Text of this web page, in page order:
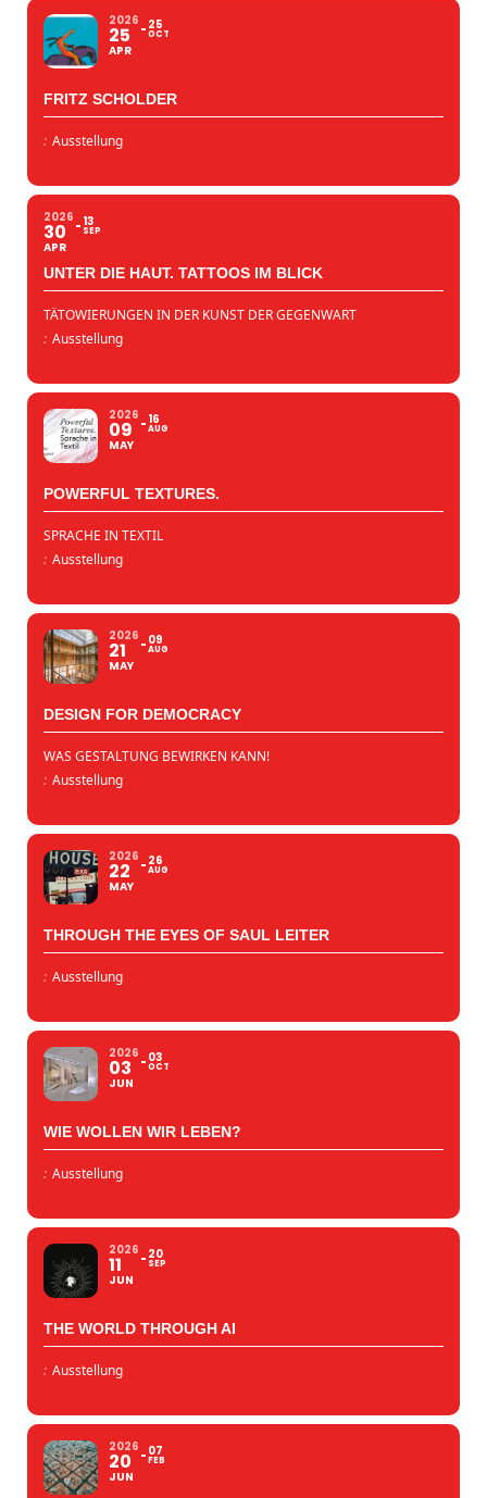
2026
25
APR
25
OCT
FRITZ SCHOLDER
: Ausstellung
2026
30
APR
13
SEP
UNTER DIE HAUT. TATTOOS IM BLICK
TÄTOWIERUNGEN IN DER KUNST DER GEGENWART
: Ausstellung
2026
09
MAY
16
AUG
POWERFUL TEXTURES.
SPRACHE IN TEXTIL
: Ausstellung
2026
21
MAY
09
AUG
DESIGN FOR DEMOCRACY
WAS GESTALTUNG BEWIRKEN KANN!
: Ausstellung
2026
22
MAY
26
AUG
THROUGH THE EYES OF SAUL LEITER
: Ausstellung
2026
03
JUN
03
OCT
WIE WOLLEN WIR LEBEN?
: Ausstellung
2026
11
JUN
20
SEP
THE WORLD THROUGH AI
: Ausstellung
2026
20
JUN
07
FEB